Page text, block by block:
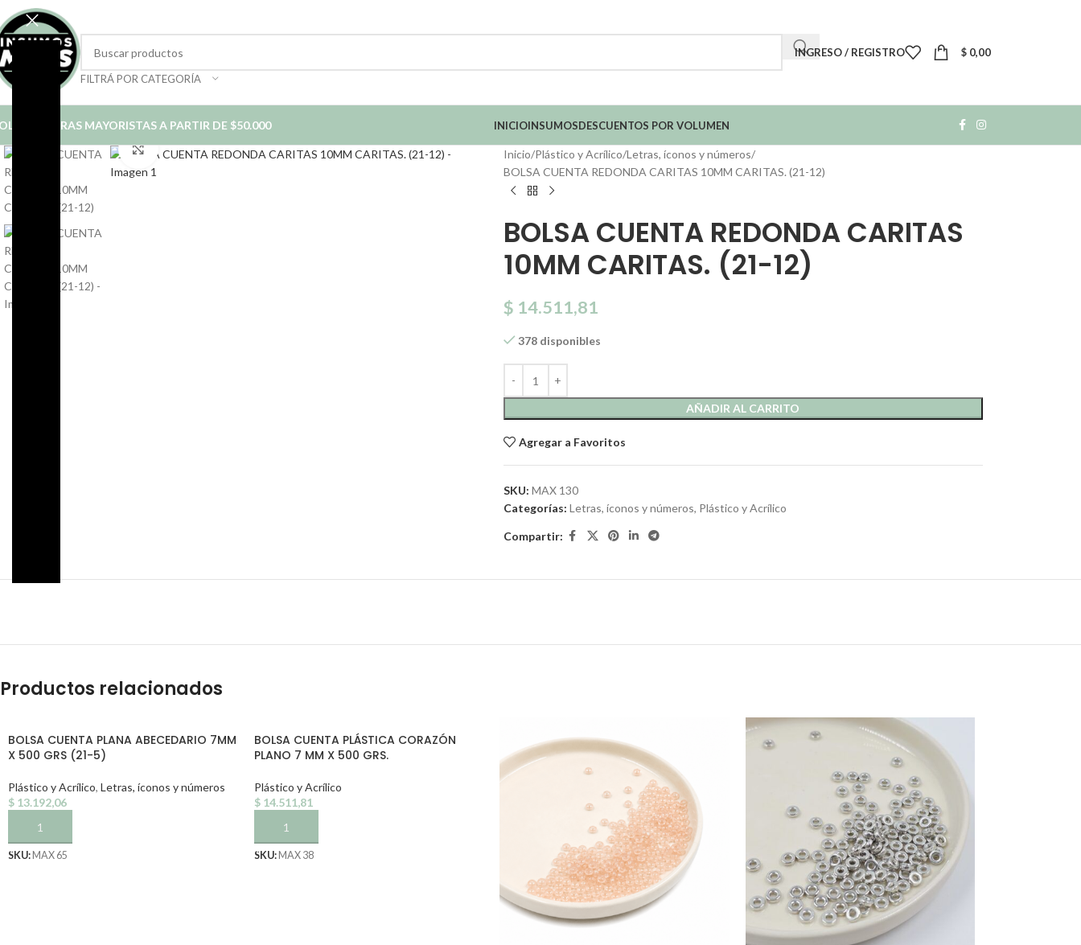
FILTRÁ POR CATEGORÍA
INGRESO / REGISTRO $ 0,00
COMPRAS MAYORISTAS A PARTIR DE $50.000 INICIOINSUMOSDESCUENTOS POR VOLUMEN
Click to enlarge Inicio Plástico y Acrílico Letras, íconos y números
BOLSA CUENTA REDONDA CARITAS 10MM CARITAS. (21-12)
BOLSA CUENTA REDONDA CARITAS
10MM CARITAS. (21-12)
$ 14.511,81
378 disponibles
AÑADIR AL CARRITO
Agregar a Favoritos
SKU: MAX 130
Categorías: Letras, íconos y números, Plástico y Acrílico
Compartir:
Productos relacionados
BOLSA CUENTA PLANA ABECEDARIO 7MM
X 500 GRS (21-5)
Plástico y Acrílico, Letras, íconos y números
$ 13.192,06
AÑADIR AL CARRITO
SKU: MAX 65
BOLSA CUENTA PLÁSTICA CORAZÓN
PLANO 7 MM X 500 GRS.
Plástico y Acrílico
$14.511,81
AÑADIR AL CARRITO
SKU: MAX 38